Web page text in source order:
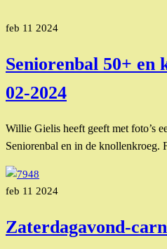
feb 11 2024
Seniorenbal 50+ en
02-2024
Willie Gielis heeft geeft met foto’s
Seniorenbal en in de knollenkroeg.
feb 11 2024
Zaterdagavond-